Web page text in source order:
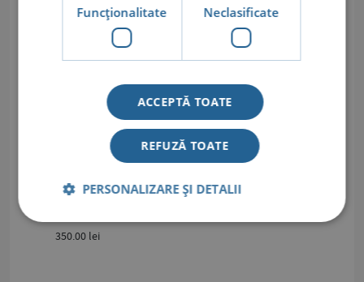
ELECTROCAUTERIZARE CU RADIOFRECVENTA SPIDER
ANGIOM/LEZIUNE
ELECTROCAUTERIZARE CU RADIOFRECVENTA VERUCA
ELECTROCAUTERIZARE CU RADIOFRECVENTA VERUCI
350.00 lei
Funcţionalitate Neclasificate
ACCEPTĂ TOATE
REFUZĂ TOATE
PERSONALIZARE ȘI DETALII